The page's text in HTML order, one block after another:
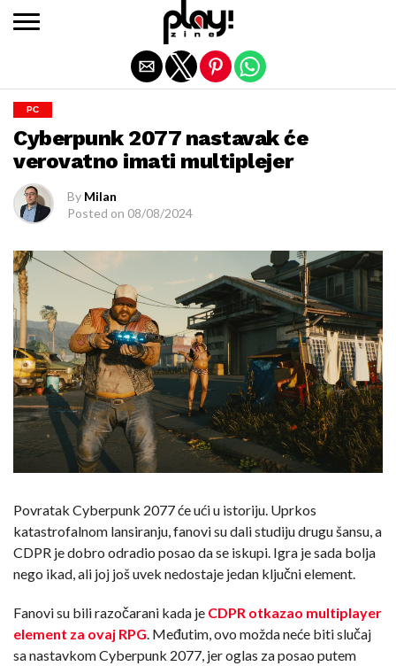
PC
Cyberpunk 2077 nastavak će
verovatno imati multiplejer
By Milan
Posted on 08/08/2024
Povratak Cyberpunk 2077 će ući u istoriju. Uprkos
katastrofalnom lansiranju, fanovi su dali studiju drugu šansu, a
CDPR je dobro odradio posao da se iskupi. Igra je sada bolja
nego ikad, ali joj još uvek nedostaje jedan ključni element.
Fanovi su bili razočarani kada je CDPR otkazao multiplayer
element za ovaj RPG . Međutim, ovo možda neće biti slučaj
sa nastavkom Cyberpunk 2077, jer oglas za posao putem
Exit mobile version